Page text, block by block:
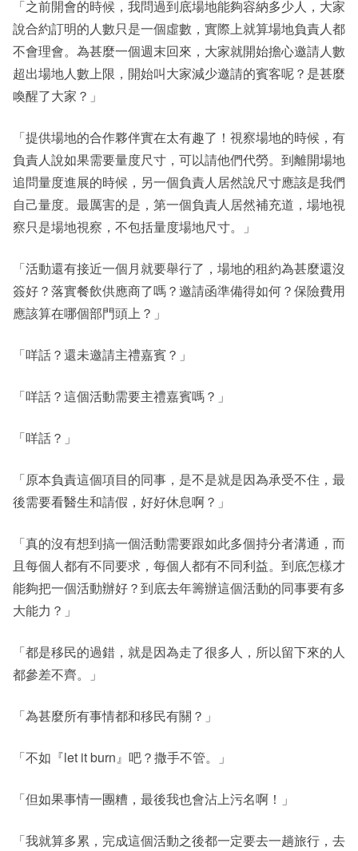
「之前開會的時候，我問過到底場地能夠容納多少人，大家
說合約訂明的人數只是一個虛數，實際上就算場地負責人都
不會理會。為甚麼一個週末回來，大家就開始擔心邀請人數
超出場地人數上限，開始叫大家減少邀請的賓客呢？是甚麼
喚醒了大家？」
「提供場地的合作夥伴實在太有趣了！視察場地的時候，有
負責人說如果需要量度尺寸，可以請他們代勞。到離開場地
追問量度進展的時候，另一個負責人居然說尺寸應該是我們
自己量度。最厲害的是，第一個負責人居然補充道，場地視
察只是場地視察，不包括量度場地尺寸。」
「活動還有接近一個月就要舉行了，場地的租約為甚麼還沒
簽好？落實餐飲供應商了嗎？邀請函準備得如何？保險費用
應該算在哪個部門頭上？」
「咩話？還未邀請主禮嘉賓？」
「咩話？這個活動需要主禮嘉賓嗎？」
「咩話？」
「原本負責這個項目的同事，是不是就是因為承受不住，最
後需要看醫生和請假，好好休息啊？」
「真的沒有想到搞一個活動需要跟如此多個持分者溝通，而
且每個人都有不同要求，每個人都有不同利益。到底怎樣才
能夠把一個活動辦好？到底去年籌辦這個活動的同事要有多
大能力？」
「都是移民的過錯，就是因為走了很多人，所以留下來的人
都參差不齊。」
「為甚麼所有事情都和移民有關？」
「不如『let it burn』吧？撒手不管。」
「但如果事情一團糟，最後我也會沾上污名啊！」
「我就算多累，完成這個活動之後都一定要去一趟旅行，去